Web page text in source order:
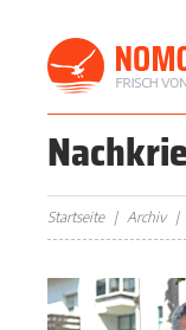
Startseite Archiv